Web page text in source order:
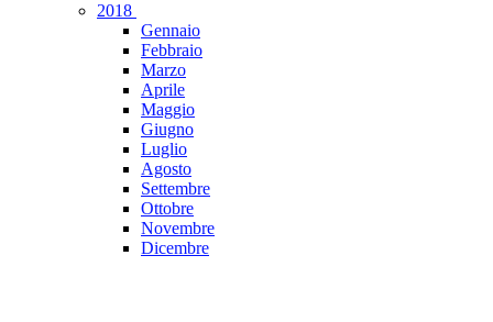
2018
Gennaio
Febbraio
Marzo
Aprile
Maggio
Giugno
Luglio
Agosto
Settembre
Ottobre
Novembre
Dicembre